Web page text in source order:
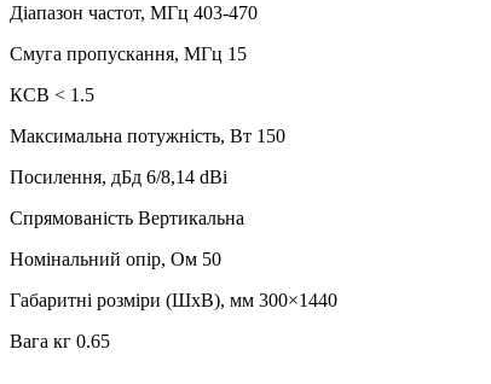
Діапазон частот, МГц 403-470
Смуга пропускання, МГц 15
КСВ < 1.5
Максимальна потужність, Вт 150
Посилення, дБд 6/8,14 dBi
Спрямованість Вертикальна
Номінальний опір, Ом 50
Габаритні розміри (ШхВ), мм 300×1440
Вага кг 0.65